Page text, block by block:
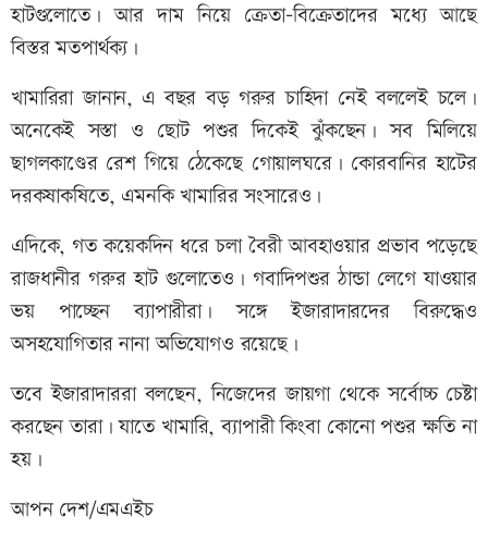
হাটগুলোতে। আর দাম নিয়ে ক্রেতা-বিক্রেতাদের মধ্যে আছে
বিস্তর মতপার্থক্য।
খামারিরা জানান, এ বছর বড় গরুর চাহিদা নেই বললেই চলে।
অনেকেই সস্তা ও ছোট পশুর দিকেই ঝুঁকছেন। সব মিলিয়ে
ছাগলকাণ্ডের রেশ গিয়ে ঠেকেছে গোয়ালঘরে। কোরবানির হাটের
দরকষাকষিতে, এমনকি খামারির সংসারেও।
এদিকে, গত কয়েকদিন ধরে চলা বৈরী আবহাওয়ার প্রভাব পড়েছে
রাজধানীর গরুর হাট গুলোতেও। গবাদিপশুর ঠান্ডা লেগে যাওয়ার
ভয় পাচ্ছেন ব্যাপারীরা। সঙ্গে ইজারাদারদের বিরুদ্ধেও
অসহযোগিতার নানা অভিযোগও রয়েছে।
তবে ইজারাদাররা বলছেন, নিজেদের জায়গা থেকে সর্বোচ্চ চেষ্টা
করছেন তারা। যাতে খামারি, ব্যাপারী কিংবা কোনো পশুর ক্ষতি না
হয়।
আপন দেশ/এমএইচ